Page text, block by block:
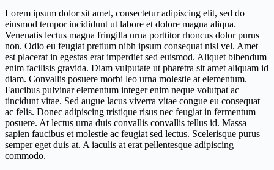
Lorem ipsum dolor sit amet, consectetur adipiscing elit, sed do
eiusmod tempor incididunt ut labore et dolore magna aliqua.
Venenatis lectus magna fringilla urna porttitor rhoncus dolor purus
non. Odio eu feugiat pretium nibh ipsum consequat nisl vel. Amet
est placerat in egestas erat imperdiet sed euismod. Aliquet bibendum
enim facilisis gravida. Diam vulputate ut pharetra sit amet aliquam id
diam. Convallis posuere morbi leo urna molestie at elementum.
Faucibus pulvinar elementum integer enim neque volutpat ac
tincidunt vitae. Sed augue lacus viverra vitae congue eu consequat
ac felis. Donec adipiscing tristique risus nec feugiat in fermentum
posuere. At lectus urna duis convallis convallis tellus id. Massa
sapien faucibus et molestie ac feugiat sed lectus. Scelerisque purus
semper eget duis at. A iaculis at erat pellentesque adipiscing
commodo.